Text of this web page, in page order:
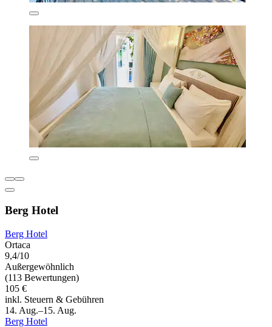
Berg Hotel
Berg Hotel
Ortaca
9,4/10
Außergewöhnlich
(113 Bewertungen)
105 €
inkl. Steuern & Gebühren
14. Aug.–15. Aug.
Berg Hotel